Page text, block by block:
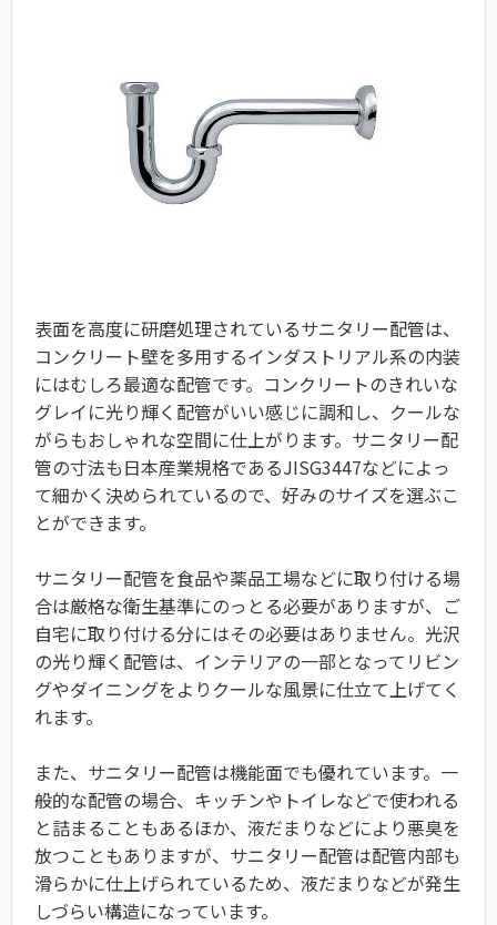
表面を高度に研磨処理されているサニタリー配管は、
コンクリート壁を多用するインダストリアル系の内装
にはむしろ最適な配管です。コンクリートのきれいな
グレイに光り輝く配管がいい感じに調和し、クールな
がらもおしゃれな空間に仕上がります。サニタリー配
管の寸法も日本産業規格であるJISG3447などによっ
て細かく決められているので、好みのサイズを選ぶこ
とができます。
サニタリー配管を食品や薬品工場などに取り付ける場
合は厳格な衛生基準にのっとる必要がありますが、ご
自宅に取り付ける分にはその必要はありません。光沢
の光り輝く配管は、インテリアの一部となってリビン
グやダイニングをよりクールな風景に仕立て上げてく
れます。
また、サニタリー配管は機能面でも優れています。一
般的な配管の場合、キッチンやトイレなどで使われる
と詰まることもあるほか、液だまりなどにより悪臭を
放つこともありますが、サニタリー配管は配管内部も
滑らかに仕上げられているため、液だまりなどが発生
しづらい構造になっています。